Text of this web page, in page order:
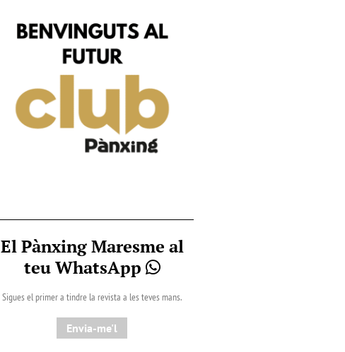
El Pànxing Maresme al
teu WhatsApp
Sigues el primer a tindre la revista a les teves mans.
Envia-me'l